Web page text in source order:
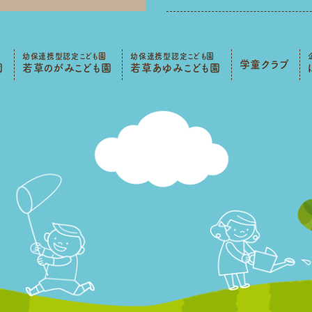
幼保連携型認定こども園
若草のがみこども園
幼保連携型認定こども園
若草あゆみこども園 学童クラブ